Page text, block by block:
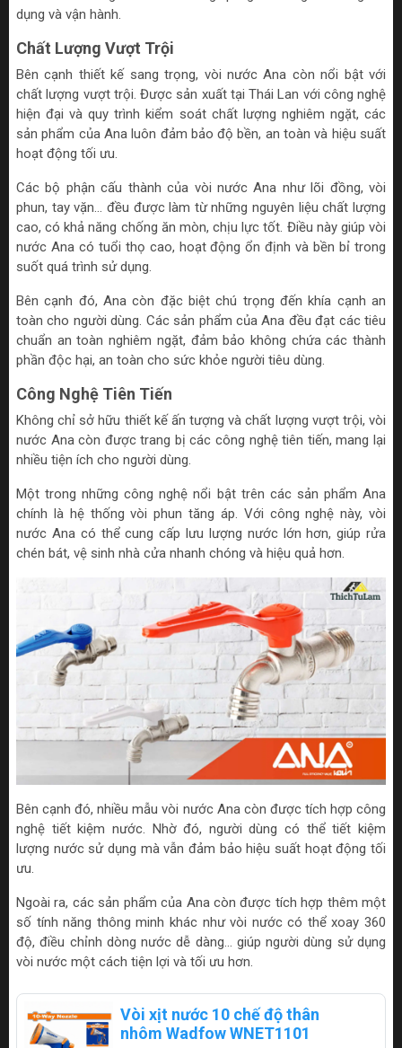
dụng và vận hành.
Chất Lượng Vượt Trội
Bên cạnh thiết kế sang trọng, vòi nước Ana còn nổi bật với
chất lượng vượt trội. Được sản xuất tại Thái Lan với công nghệ
hiện đại và quy trình kiểm soát chất lượng nghiêm ngặt, các
sản phẩm của Ana luôn đảm bảo độ bền, an toàn và hiệu suất
hoạt động tối ưu.
Các bộ phận cấu thành của vòi nước Ana như lõi đồng, vòi
phun, tay vặn... đều được làm từ những nguyên liệu chất lượng
cao, có khả năng chống ăn mòn, chịu lực tốt. Điều này giúp vòi
nước Ana có tuổi thọ cao, hoạt động ổn định và bền bỉ trong
suốt quá trình sử dụng.
Bên cạnh đó, Ana còn đặc biệt chú trọng đến khía cạnh an
toàn cho người dùng. Các sản phẩm của Ana đều đạt các tiêu
chuẩn an toàn nghiêm ngặt, đảm bảo không chứa các thành
phần độc hại, an toàn cho sức khỏe người tiêu dùng.
Công Nghệ Tiên Tiến
Không chỉ sở hữu thiết kế ấn tượng và chất lượng vượt trội, vòi
nước Ana còn được trang bị các công nghệ tiên tiến, mang lại
nhiều tiện ích cho người dùng.
Một trong những công nghệ nổi bật trên các sản phẩm Ana
chính là hệ thống vòi phun tăng áp. Với công nghệ này, vòi
nước Ana có thể cung cấp lưu lượng nước lớn hơn, giúp rửa
chén bát, vệ sinh nhà cửa nhanh chóng và hiệu quả hơn.
Bên cạnh đó, nhiều mẫu vòi nước Ana còn được tích hợp công
nghệ tiết kiệm nước. Nhờ đó, người dùng có thể tiết kiệm
lượng nước sử dụng mà vẫn đảm bảo hiệu suất hoạt động tối
ưu.
Ngoài ra, các sản phẩm của Ana còn được tích hợp thêm một
số tính năng thông minh khác như vòi nước có thể xoay 360
độ, điều chỉnh dòng nước dễ dàng... giúp người dùng sử dụng
vòi nước một cách tiện lợi và tối ưu hơn.
Vòi xịt nước 10 chế độ thân
nhôm Wadfow WNET1101